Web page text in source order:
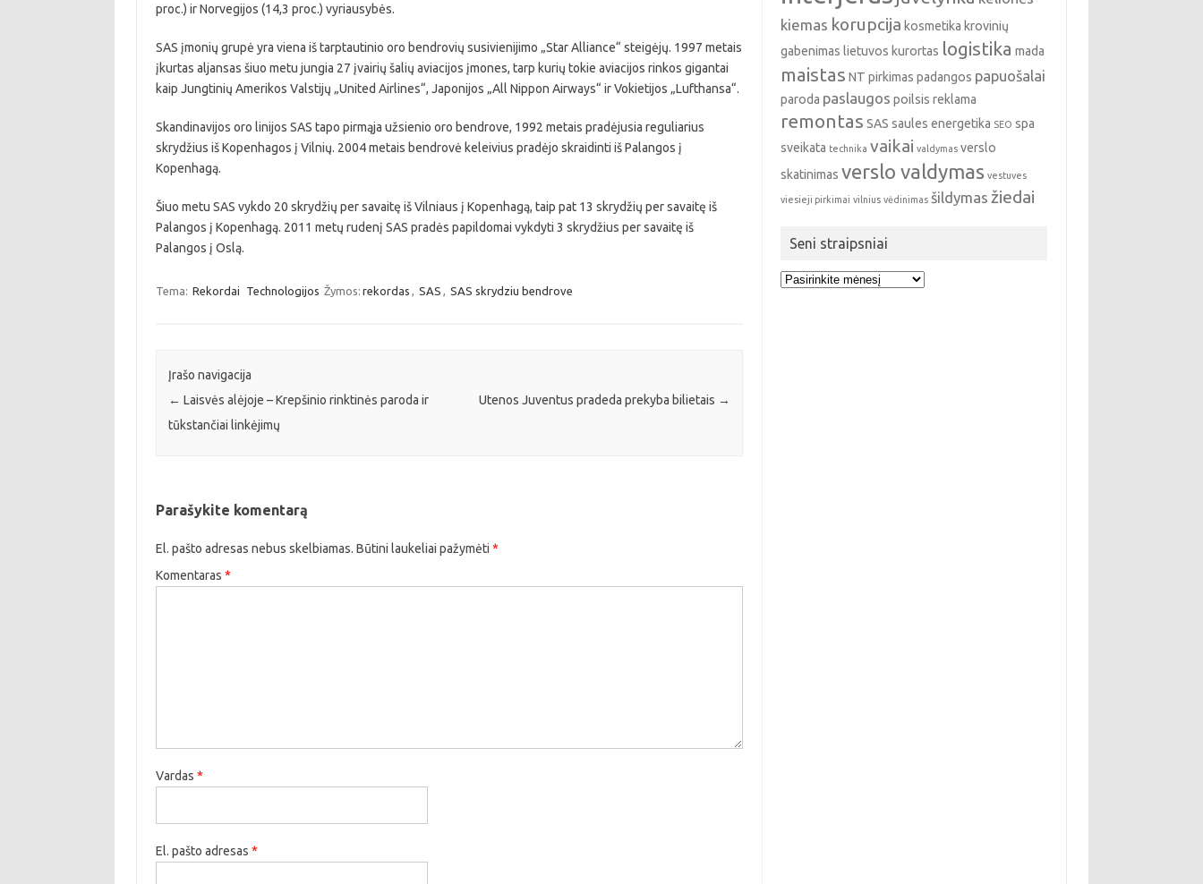
proc.) ir Norvegijos (14,3 proc.) vyriausybės.
SAS įmonių grupė yra viena iš tarptautinio oro bendrovių susivienijimo „Star Alliance“ steigėjų. 1997 metais
įkurtas aljansas šiuo metu jungia 27 įvairių šalių aviacijos įmones, tarp kurių tokie aviacijos rinkos gigantai
kaip Jungtinių Amerikos Valstijų „United Airlines“, Japonijos „All Nippon Airways“ ir Vokietijos „Lufthansa“.
Skandinavijos oro linijos SAS tapo pirmąja užsienio oro bendrove, 1992 metais pradėjusia reguliarius
skrydžius iš Kopenhagos į Vilnių. 2004 metais bendrovė keleivius pradėjo skraidinti iš Palangos į
Kopenhagą.
Šiuo metu SAS vykdo 20 skrydžių per savaitę iš Vilniaus į Kopenhagą, taip pat 13 skrydžių per savaitę iš
Palangos į Kopenhagą. 2011 metų rudenį SAS pradės papildomai vykdyti 3 skrydžius per savaitę iš
Palangos į Oslą.
Tema: Rekordai Technologijos Žymos: rekordas , SAS , SAS skrydziu bendrove
Įrašo navigacija
← Laisvės alėjoje – Krepšinio rinktinės paroda ir
tūkstančiai linkėjimų
Utenos Juventus pradeda prekyba bilietais →
Parašykite komentarą
El. pašto adresas nebus skelbiamas. Būtini laukeliai pažymėti *
Komentaras *
Vardas *
El. pašto adresas *
kiemas korupcija kosmetika krovinių
gabenimas lietuvos kurortas logistika mada
maistas NT pirkimas padangos papuošalai
paroda paslaugos poilsis reklama
remontas SAS saules energetika SEO spa
sveikata technika vaikai valdymas verslo
skatinimas verslo valdymas vestuves
viesieji pirkimai vilnius vėdinimas šildymas žiedai
Seni straipsniai
Seni